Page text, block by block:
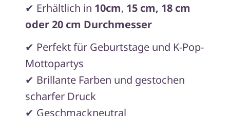
✔ Erhältlich in 10cm, 15 cm, 18 cm
oder 20 cm Durchmesser
✔ Perfekt für Geburtstage und K-Pop-
Mottopartys
✔ Brillante Farben und gestochen
scharfer Druck
✔ Geschmackneutral